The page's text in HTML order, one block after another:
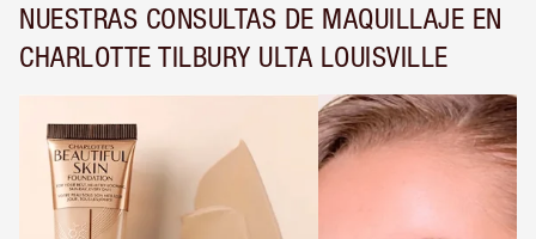
NUESTRAS CONSULTAS DE MAQUILLAJE EN
CHARLOTTE TILBURY ULTA LOUISVILLE